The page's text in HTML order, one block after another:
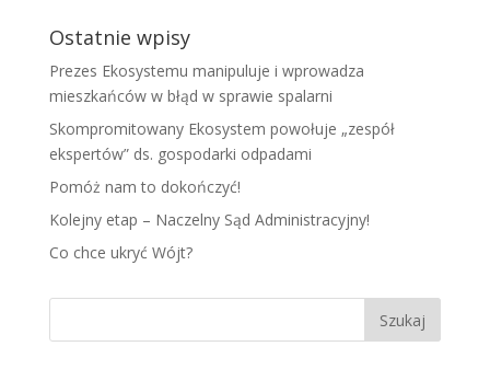
Ostatnie wpisy
Prezes Ekosystemu manipuluje i wprowadza
mieszkańców w błąd w sprawie spalarni
Skompromitowany Ekosystem powołuje „zespół
ekspertów” ds. gospodarki odpadami
Pomóż nam to dokończyć!
Kolejny etap – Naczelny Sąd Administracyjny!
Co chce ukryć Wójt?